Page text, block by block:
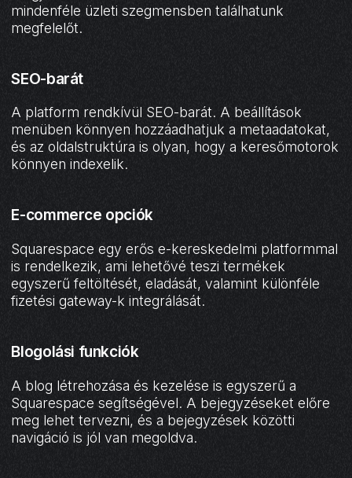
mindenféle üzleti szegmensben találhatunk
megfelelőt.
SEO-barát
A platform rendkívül SEO-barát. A beállítások
menüben könnyen hozzáadhatjuk a metaadatokat,
és az oldalstruktúra is olyan, hogy a keresőmotorok
könnyen indexelik.
E-commerce opciók
Squarespace egy erős e-kereskedelmi platformmal
is rendelkezik, ami lehetővé teszi termékek
egyszerű feltöltését, eladását, valamint különféle
fizetési gateway-k integrálását.
Blogolási funkciók
A blog létrehozása és kezelése is egyszerű a
Squarespace segítségével. A bejegyzéseket előre
meg lehet tervezni, és a bejegyzések közötti
navigáció is jól van megoldva.